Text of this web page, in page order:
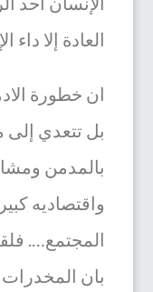
العادة إلا
ان خطورة
بل تتعدي
بالمدمن
واقتصاديه
المجتمع….